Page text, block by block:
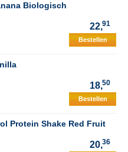
Biologisch
22,91
Bestellen
18,50
Bestellen
Protein Shake Red Fruit
20,36